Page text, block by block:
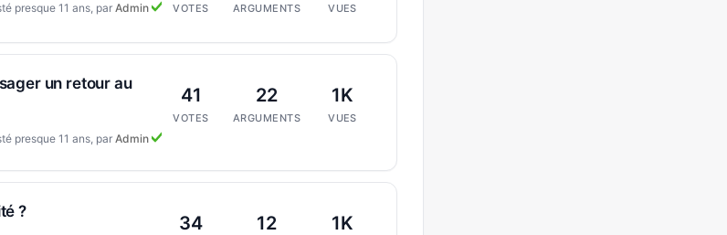
VOTES ARGUMENTS VUES
presque 11 ans, parAdmin
41
VOTES
22
ARGUMENTS
1K
VUES
un retour au
presque 11 ans, parAdmin
34 12 1K
?